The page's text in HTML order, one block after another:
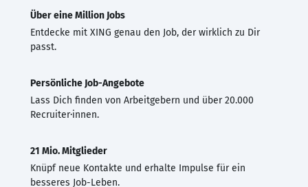
Über eine Million Jobs
Entdecke mit XING genau den Job, der wirklich zu Dir
passt.
Persönliche Job-Angebote
Lass Dich finden von Arbeitgebern und über 20.000
Recruiter·innen.
21 Mio. Mitglieder
Knüpf neue Kontakte und erhalte Impulse für ein
besseres Job-Leben.